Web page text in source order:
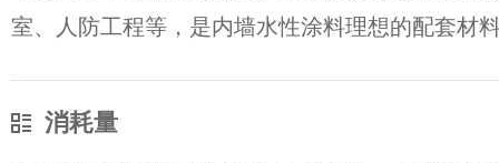
室、人防工程等，是内墙水性涂料理想的配套材
消耗量